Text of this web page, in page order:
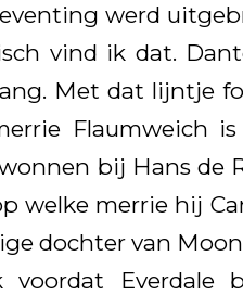
werd
vind ik dat.
Met dat lijntje
Flaumweich
bij Hans de
welke merrie hij
dochter van
voordat Everdale